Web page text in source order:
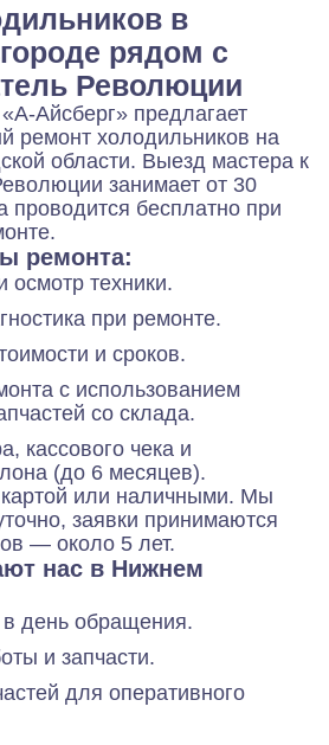
в
рядом с
Революции
Айсберг» предлагает
ремонт холодильников на
области. Выезд мастера к
занимает от 30
проводится бесплатно при
ремонта:
осмотр техники.
при ремонте.
и сроков.
с использованием
со склада.
кассового чека и
(до 6 месяцев).
или наличными. Мы
заявки принимаются
— около 5 лет.
нас в Нижнем
день обращения.
и запчасти.
для оперативного